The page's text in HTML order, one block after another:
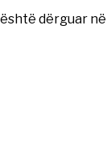
dërguar